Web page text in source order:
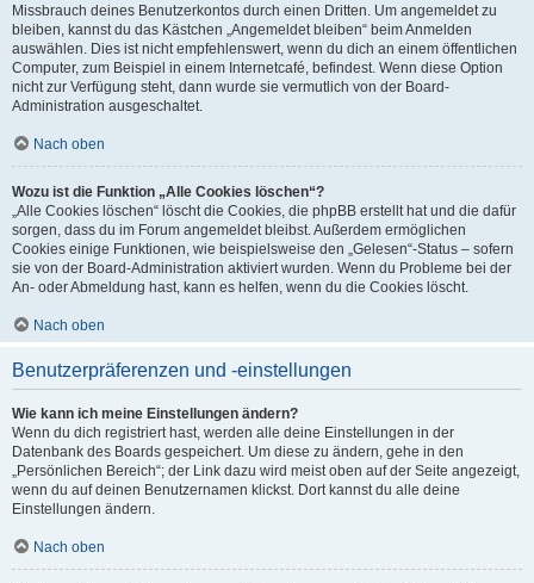
Missbrauch deines Benutzerkontos durch einen Dritten. Um angemeldet zu
bleiben, kannst du das Kästchen „Angemeldet bleiben“ beim Anmelden
auswählen. Dies ist nicht empfehlenswert, wenn du dich an einem öffentlichen
Computer, zum Beispiel in einem Internetcafé, befindest. Wenn diese Option
nicht zur Verfügung steht, dann wurde sie vermutlich von der Board-
Administration ausgeschaltet.
Nach oben
Wozu ist die Funktion „Alle Cookies löschen“?
„Alle Cookies löschen“ löscht die Cookies, die phpBB erstellt hat und die dafür
sorgen, dass du im Forum angemeldet bleibst. Außerdem ermöglichen
Cookies einige Funktionen, wie beispielsweise den „Gelesen“-Status – sofern
sie von der Board-Administration aktiviert wurden. Wenn du Probleme bei der
An- oder Abmeldung hast, kann es helfen, wenn du die Cookies löscht.
Nach oben
Benutzerpräferenzen und -einstellungen
Wie kann ich meine Einstellungen ändern?
Wenn du dich registriert hast, werden alle deine Einstellungen in der
Datenbank des Boards gespeichert. Um diese zu ändern, gehe in den
„Persönlichen Bereich“; der Link dazu wird meist oben auf der Seite angezeigt,
wenn du auf deinen Benutzernamen klickst. Dort kannst du alle deine
Einstellungen ändern.
Nach oben